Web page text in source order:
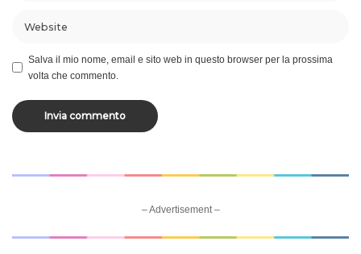
Salva il mio nome, email e sito web in questo browser per la prossima
volta che commento.
– Advertisement –